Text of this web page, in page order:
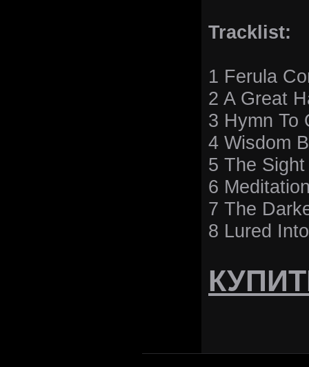
Tracklist:
1 Ferula
2 A Great
3 Hymn To
4 Wisdom
5 The
6
7 The
8 Lured